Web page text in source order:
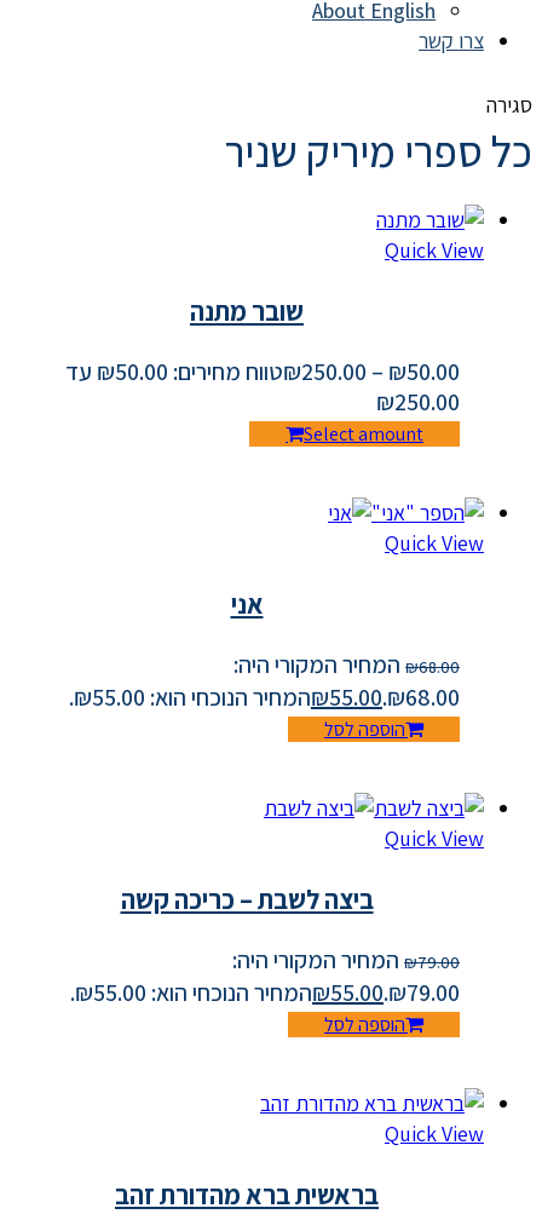
About English
צרו קשר
סגירה
כל ספרי מיריק שניר
Quick View
שובר מתנה
₪50.00
–
₪250.00
טווח מחירים: ⁦₪50.00⁩ עד
Select amount
Quick View
אני
₪68.00
המחיר המקורי היה:
₪68.00.
₪55.00 המחיר הנוכחי הוא: ₪55.00.
הוספה לסל
Quick View
ביצה לשבת – כריכה קשה
₪79.00
המחיר המקורי היה:
₪79.00.
₪55.00 המחיר הנוכחי הוא: ₪55.00.
הוספה לסל
Quick View
בראשית ברא מהדורת זהב